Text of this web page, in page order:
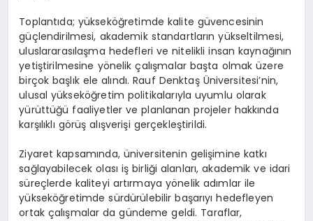
Toplantıda; yükseköğretimde kalite güvencesinin
güçlendirilmesi, akademik standartların yükseltilmesi,
uluslararasılaşma hedefleri ve nitelikli insan kaynağının
yetiştirilmesine yönelik çalışmalar başta olmak üzere
birçok başlık ele alındı. Rauf Denktaş Üniversitesi’nin,
ulusal yükseköğretim politikalarıyla uyumlu olarak
yürüttüğü faaliyetler ve planlanan projeler hakkında
karşılıklı görüş alışverişi gerçekleştirildi.
Ziyaret kapsamında, üniversitenin gelişimine katkı
sağlayabilecek olası iş birliği alanları, akademik ve idari
süreçlerde kaliteyi artırmaya yönelik adımlar ile
yükseköğretimde sürdürülebilir başarıyı hedefleyen
ortak çalışmalar da gündeme geldi. Taraflar,